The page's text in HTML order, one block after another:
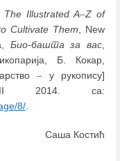
The Illustrated A–Z of
Cultivate Them , New
Био-башта за вас
Б. Кокар,
–у рукопису]
II 2014. са:
8/
Саша Костић